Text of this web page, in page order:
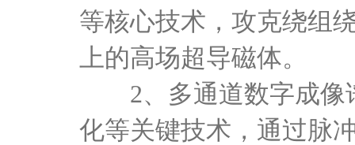
等核心技术，攻克绕组
上的高场超导磁体。
2、多通道数字成
化等关键技术，通过脉